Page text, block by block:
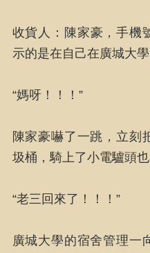
收貨人：陳家豪，手
示的是在自己在廣城大學
“媽呀！！！”
陳家豪嚇了一跳，立刻
圾桶，騎上了小電驢頭也
“老三回來了！！！”
廣城大學的宿舍管理一